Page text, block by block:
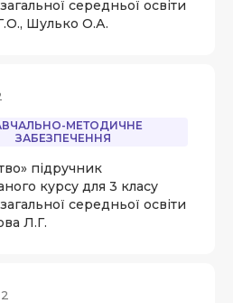
середньої освіти
Г.О., Шулько О.А.
МЕТОДИЧНЕ
ЗАБЕЗПЕЧЕННЯ
підручник
курсу для 3 класу
середньої освіти
Л.Г.